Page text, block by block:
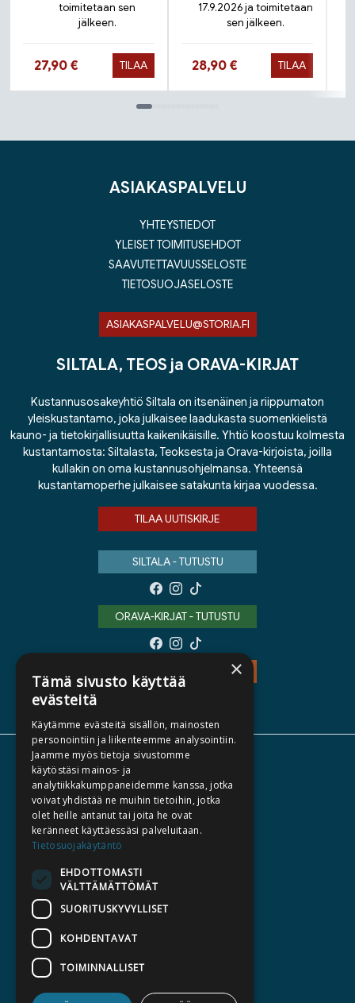
toimitetaan sen
jälkeen.
Hinta nyt
27,90 € TILAA
17.9.2026 ja toimitetaan
sen jälkeen.
Hinta nyt
28,90 € TILAA
ASIAKASPALVELU
YHTEYSTIEDOT
YLEISET TOIMITUSEHDOT
SAAVUTETTAVUUSSELOSTE
TIETOSUOJASELOSTE
ASIAKASPALVELU@STORIA.FI
SILTALA, TEOS ja ORAVA-KIRJAT
Kustannusosakeyhtiö Siltala on itsenäinen ja riippumaton
yleiskustantamo, joka julkaisee laadukasta suomenkielistä
kauno- ja tietokirjallisuutta kaikenikäisille. Yhtiö koostuu kolmesta
kustantamosta: Siltalasta, Teoksesta ja Orava-kirjoista, joilla
kullakin on oma kustannusohjelmansa. Yhteensä
kustantamoperhe julkaisee satakunta kirjaa vuodessa.
TILAA UUTISKIRJE
SILTALA - TUTUSTU
ORAVA-KIRJAT - TUTUSTU
TIETOA MEISTÄ
TEKIJÄT
KATALOGIT
AJANKOHTAISTA
HALUATKO KIRJAILIJAKSI
LASKUTUSOSOITTEET
SILTALA.FI
×
Tämä sivusto käyttää
evästeitä
Käytämme evästeitä sisällön, mainosten
personointiin ja liikenteemme analysointiin.
Jaamme myös tietoja sivustomme
käytöstäsi mainos- ja
analytiikkakumppaneidemme kanssa, jotka
voivat yhdistää ne muihin tietoihin, jotka
olet heille antanut tai joita he ovat
keränneet käyttäessäsi palveluitaan.
Tietosuojakäytäntö
EHDOTTOMASTI
VÄLTTÄMÄTTÖMÄT
SUORITUSKYVYLLISET
KOHDENTAVAT
TOIMINNALLISET